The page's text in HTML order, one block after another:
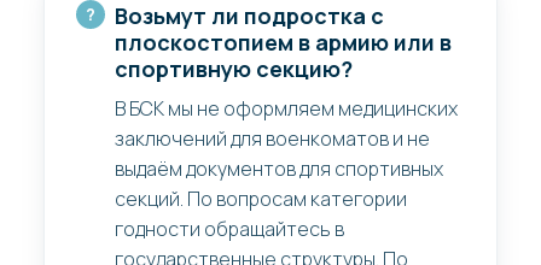
Возьмут ли подростка с
плоскостопием в армию или в
спортивную секцию?
В БСК мы не оформляем медицинских
заключений для военкоматов и не
выдаём документов для спортивных
секций. По вопросам категории
годности обращайтесь в
государственные структуры. По